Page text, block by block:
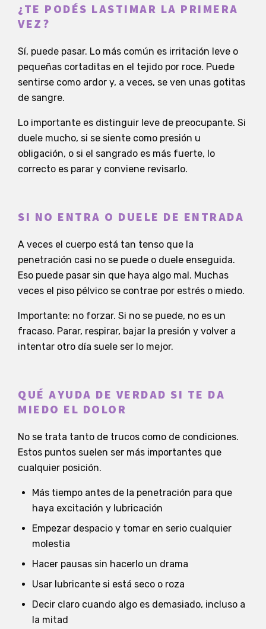
¿TE PODÉS LASTIMAR LA PRIMERA
VEZ?
Sí, puede pasar. Lo más común es irritación leve o
pequeñas cortaditas en el tejido por roce. Puede
sentirse como ardor y, a veces, se ven unas gotitas
de sangre.
Lo importante es distinguir leve de preocupante. Si
duele mucho, si se siente como presión u
obligación, o si el sangrado es más fuerte, lo
correcto es parar y conviene revisarlo.
SI NO ENTRA O DUELE DE ENTRADA
A veces el cuerpo está tan tenso que la
penetración casi no se puede o duele enseguida.
Eso puede pasar sin que haya algo mal. Muchas
veces el piso pélvico se contrae por estrés o miedo.
Importante: no forzar. Si no se puede, no es un
fracaso. Parar, respirar, bajar la presión y volver a
intentar otro día suele ser lo mejor.
QUÉ AYUDA DE VERDAD SI TE DA
MIEDO EL DOLOR
No se trata tanto de trucos como de condiciones.
Estos puntos suelen ser más importantes que
cualquier posición.
Más tiempo antes de la penetración para que
haya excitación y lubricación
Empezar despacio y tomar en serio cualquier
molestia
Hacer pausas sin hacerlo un drama
Usar lubricante si está seco o roza
Decir claro cuando algo es demasiado, incluso a
la mitad